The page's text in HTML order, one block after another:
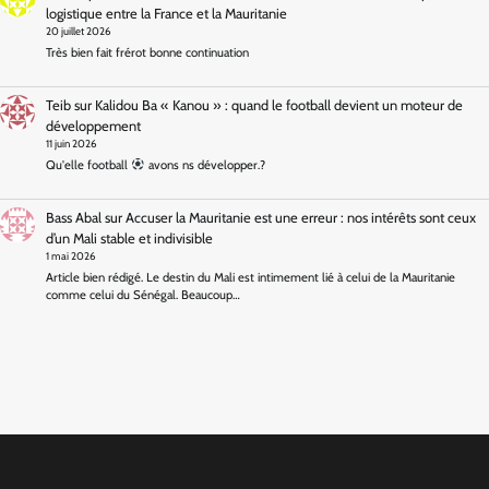
logistique entre la France et la Mauritanie
20 juillet 2026
Très bien fait frérot bonne continuation
Teibsur Kalidou Ba « Kanou » : quand le football devient un moteur de
développement
11 juin 2026
Qu'elle football avons ns développer.?
Bass Abal sur Accuser la Mauritanie est une erreur : nos intérêts sont ceux
d’un Mali stable et indivisible
1 mai 2026
Article bien rédigé. Le destin du Mali est intimement lié à celui de la Mauritanie
comme celui du Sénégal. Beaucoup…